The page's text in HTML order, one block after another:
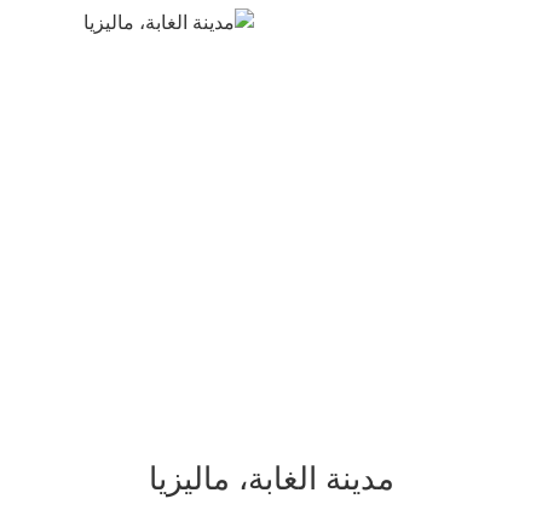
مدينة الغابة، ماليزيا